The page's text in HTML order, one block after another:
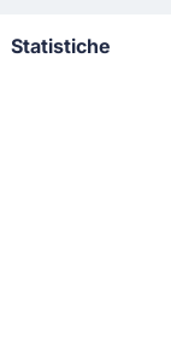
Napoli in
Statistiche